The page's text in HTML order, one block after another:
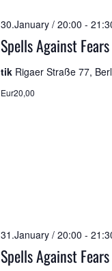
Spells Against Fears
30.January / 20:00 -
tik Rigaer Straße 77,
Eur20,00
Spells Against Fears
31.January / 20:00 -